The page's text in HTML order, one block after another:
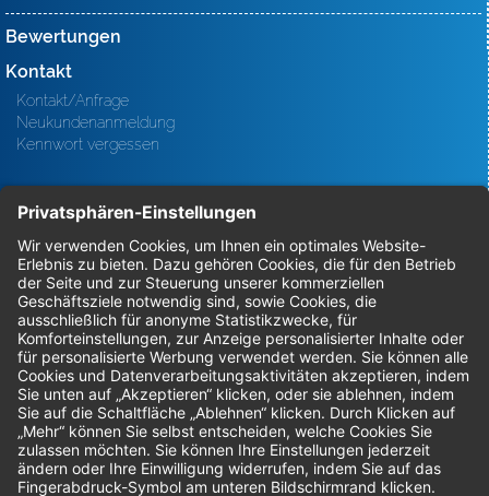
Bewertungen
Kontakt
Kontakt/Anfrage
Neukundenanmeldung
Kennwort vergessen
Bestellungen
Sendung verfolgen
Geprüfter Shop